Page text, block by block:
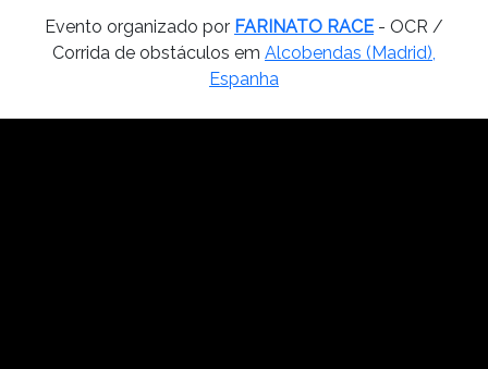
Evento organizado por FARINATO RACE- OCR /
Corrida de obstáculos em Alcobendas (Madrid),
Espanha